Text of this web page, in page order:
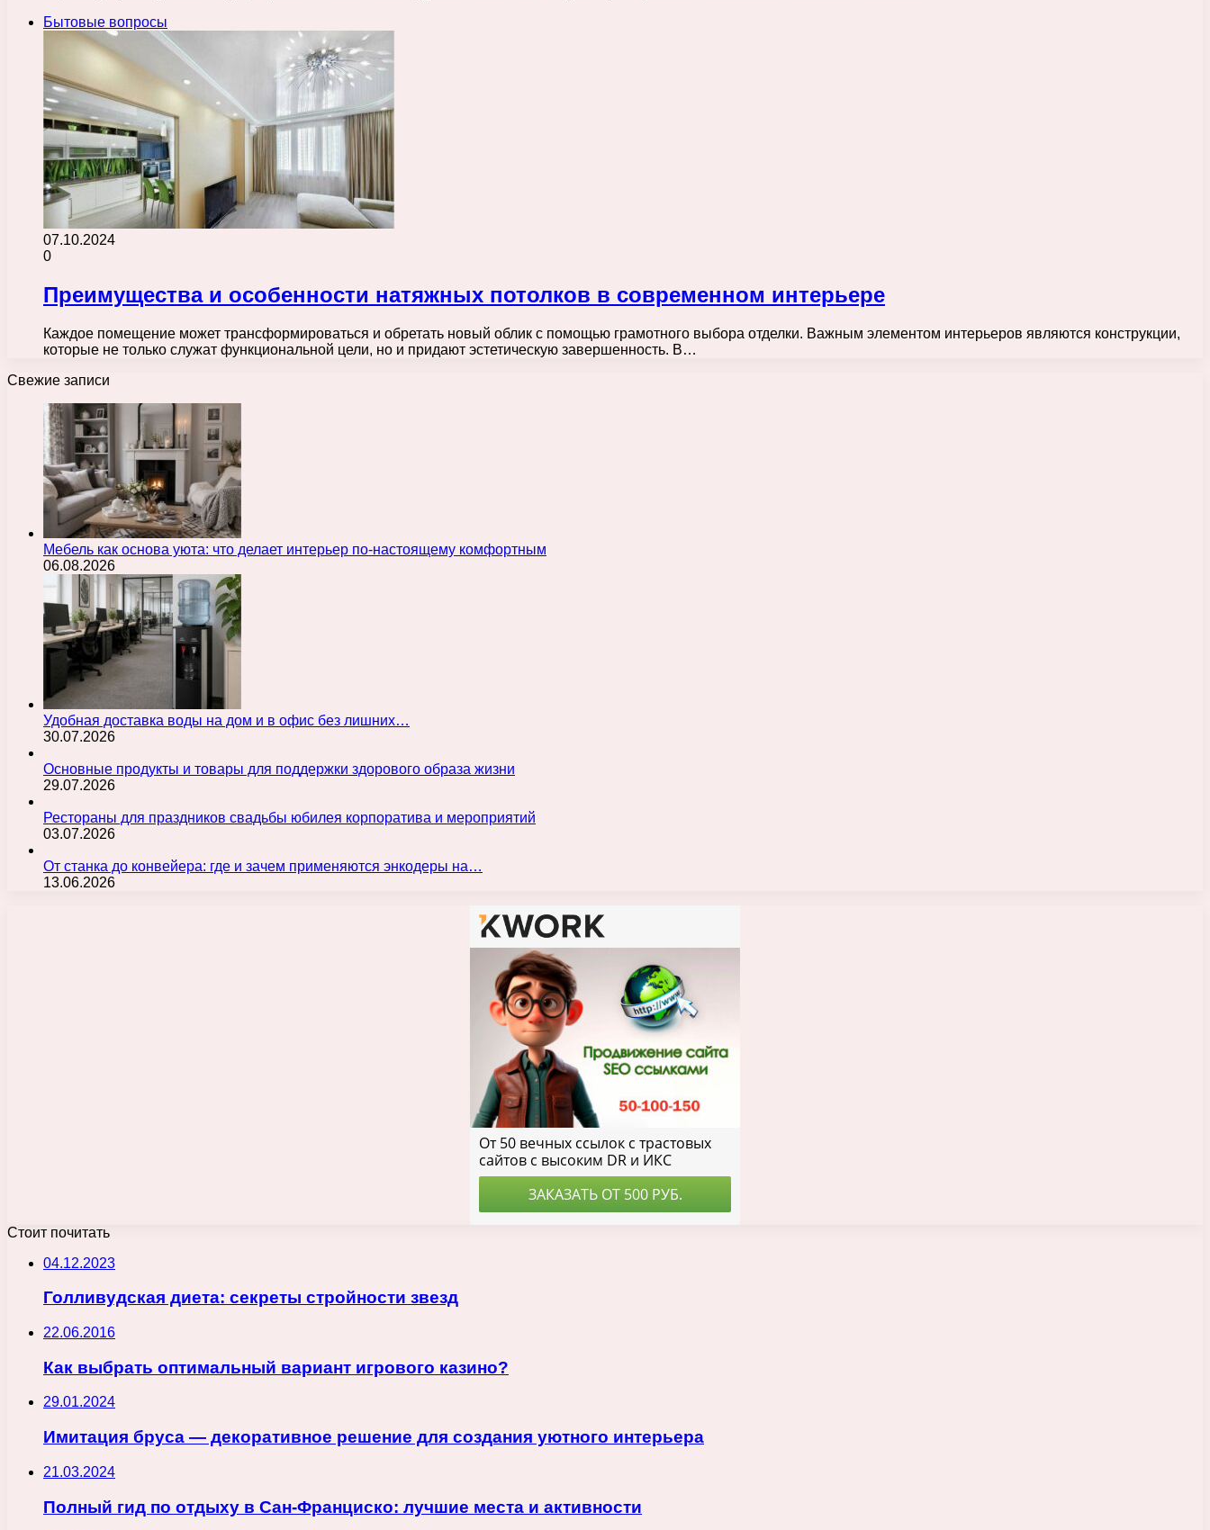
Бытовые вопросы
07.10.2024
0
Преимущества и особенности натяжных потолков в современном интерьере
Каждое помещение может трансформироваться и обретать новый облик с помощью грамотного выбора отделки. Важным элементом интерьеров являются конструкции,
которые не только служат функциональной цели, но и придают эстетическую завершенность. В…
Свежие записи
Мебель как основа уюта: что делает интерьер по-настоящему комфортным
06.08.2026
Удобная доставка воды на дом и в офис без лишних…
30.07.2026
Основные продукты и товары для поддержки здорового образа жизни
29.07.2026
Рестораны для праздников свадьбы юбилея корпоратива и мероприятий
03.07.2026
От станка до конвейера: где и зачем применяются энкодеры на…
13.06.2026
Стоит почитать
04.12.2023
Голливудская диета: секреты стройности звезд
22.06.2016
Как выбрать оптимальный вариант игрового казино?
29.01.2024
Имитация бруса — декоративное решение для создания уютного интерьера
21.03.2024
Полный гид по отдыху в Сан-Франциско: лучшие места и активности